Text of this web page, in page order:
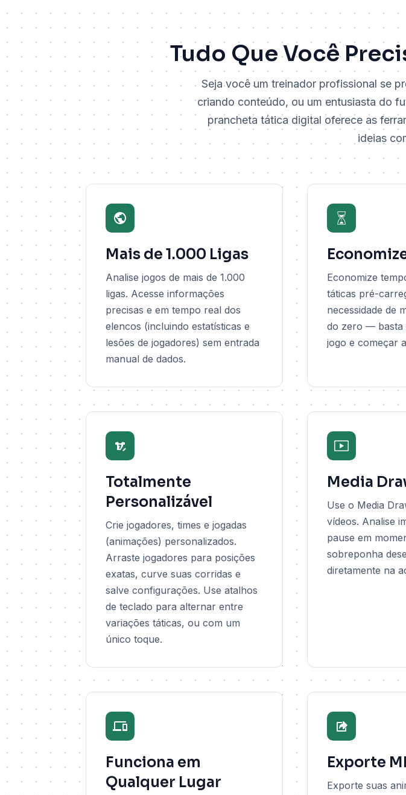
Tudo Que Você
Seja você um treinador profissional se
criando conteúdo, ou um entusiasta do
prancheta tática digital oferece as
ideias
Mais de 1.000 Ligas
Analise jogos de mais de 1.000
ligas. Acesse informações
precisas e em tempo real dos
elencos (incluindo estatísticas e
lesões de jogadores) sem entrada
manual de dados.
Economize
táticas pré-
necessidade de
do zero — basta
jogo e começar
Totalmente
Personalizável
Crie jogadores, times e jogadas
(animações) personalizados.
Arraste jogadores para posições
exatas, curve suas corridas e
salve configurações. Use atalhos
de teclado para alternar entre
variações táticas, ou com um
único toque.
Media
Use o Media
vídeos. Analise
pause em
sobreponha
diretamente na
Funciona em
Qualquer Lugar
Exporte
Exporte suas